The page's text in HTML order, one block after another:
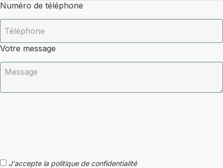
Numéro de téléphone
Votre message
J'accepte la politique de confidentialité